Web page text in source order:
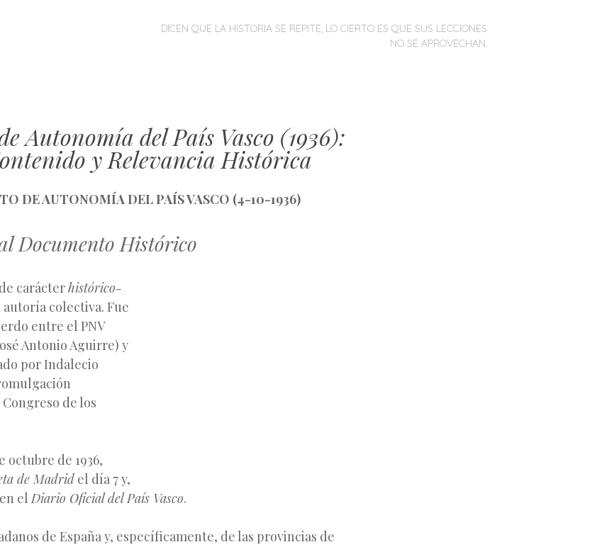
MENÚ
SALTARDICEN QUE LA HISTORIA SE REPITE, LO CIERTO ES QUE SUS LECCIONES
NO SE APROVECHAN.
Autonomía del País Vasco (1936):
y Relevancia Histórica
DE AUTONOMÍA DEL PAÍS VASCO (4-10-1936)
Documento Histórico
carácterhistórico-
autoría colectiva. Fue
entre el PNV
Antonio Aguirre) y
por Indalecio
de los
octubre de 1936,
de Madrid el día 7 y,
elDiario Oficial del País Vasco.
de España y, específicamente, de las provincias de